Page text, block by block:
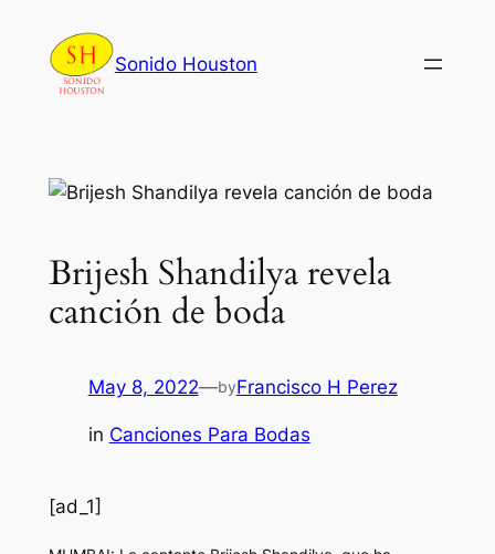
content
Sonido Houston
Brijesh Shandilya revela
canción de boda
May 8, 2022—byFrancisco H Perez
in Canciones Para Bodas
[ad_1]